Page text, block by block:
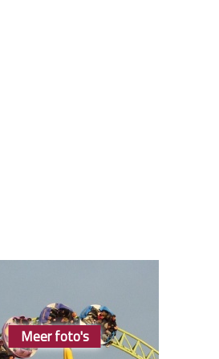
Meer foto's